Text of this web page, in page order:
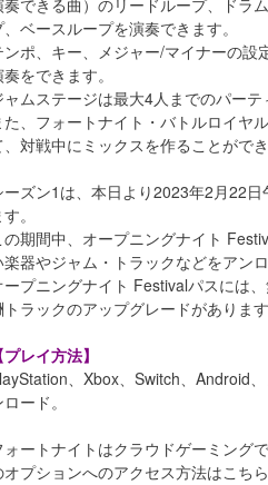
奏できる曲）のリードループ、ドラ
、ベースループを演奏できます。
ンポ、キー、メジャー/マイナーの設
をできます。
ャムステージは最大4人までのパーテ
た、フォートナイト・バトルロイヤ
、対戦中にミックスを作ることができ
ーズン1は、本日より2023年2月22
。
の期間中、オープニングナイト
楽器やジャム・トラックなどをアン
ープニングナイト Festivalパスには
トラックのアップグレードがあります
レイ方法】
、Xbox、Switch、Android
ード。
ォートナイトはクラウドゲーミング
オプションへのアクセス方法はこち